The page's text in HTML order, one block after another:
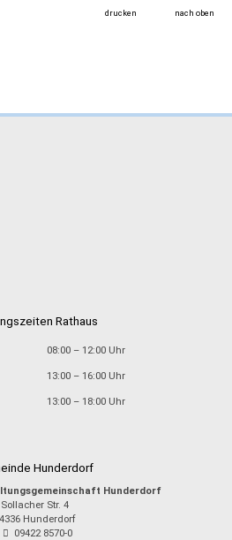
drucken nach oben
Rathaus
08:00 – 12:00 Uhr
13:00 – 16:00 Uhr
13:00 – 18:00 Uhr
Hunderdorf
Hunderdorf
Sollacher Str. 4
Hunderdorf
09422 8570-0